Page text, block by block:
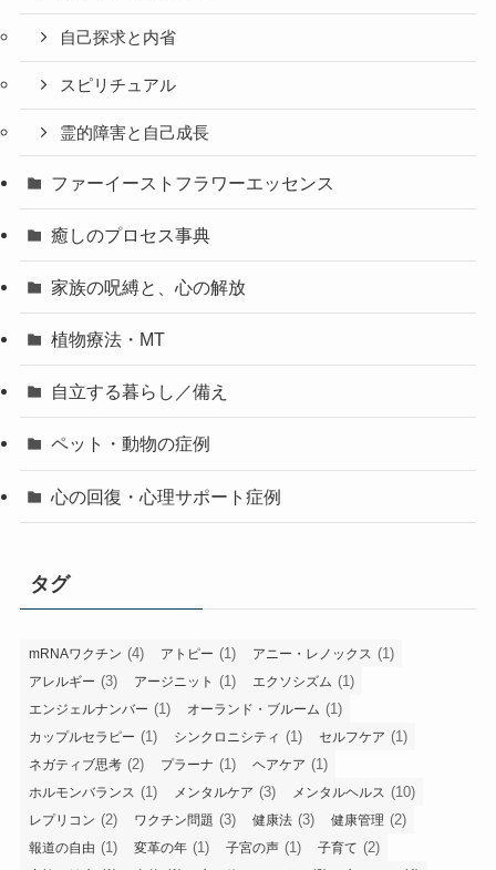
自己探求と内省
スピリチュアル
霊的障害と自己成長
ファーイーストフラワーエッセンス
癒しのプロセス事典
家族の呪縛と、心の解放
植物療法・MT
自立する暮らし／備え
ペット・動物の症例
心の回復・心理サポート症例
タグ
mRNAワクチン (4) アトピー (1) アニー・レノックス (1)
アレルギー (3) アージニット (1) エクソシズム (1)
エンジェルナンバー (1) オーランド・ブルーム (1)
カップルセラピー (1) シンクロニシティ (1) セルフケア (1)
ネガティブ思考 (2) プラーナ (1) ヘアケア (1)
ホルモンバランス (1) メンタルケア (3) メンタルヘルス (10)
レプリコン (2) ワクチン問題 (3) 健康法 (3) 健康管理 (2)
報道の自由 (1) 変革の年 (1) 子宮の声 (1) 子育て (2)